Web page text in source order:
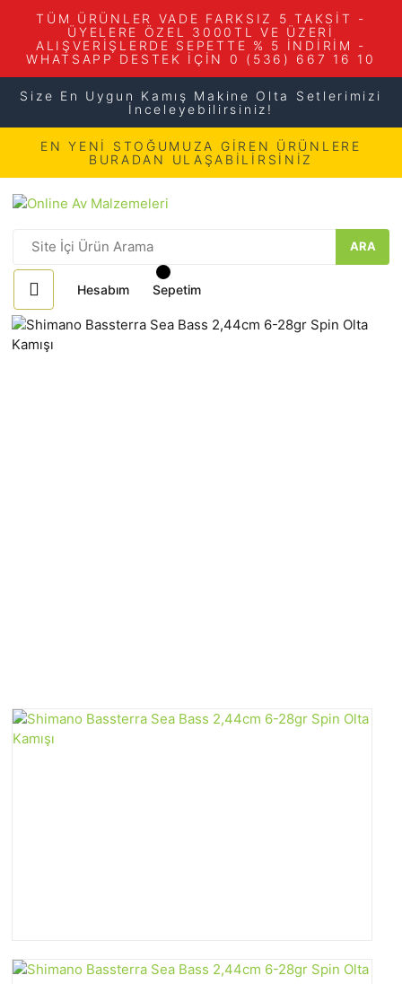
TÜM ÜRÜNLER VADE FARKSIZ 5 TAKSİT -
ÜYELERE ÖZEL 3000TL VE ÜZERİ
ALIŞVERİŞLERDE SEPETTE % 5 İNDİRİM -
WHATSAPP DESTEK İÇİN 0 (536) 667 16 10
Size En Uygun Kamış Makine Olta Setlerimizi
İnceleyebilirsiniz!
EN YENİ STOĞUMUZA GİREN ÜRÜNLERE
BURADAN ULAŞABİLİRSİNİZ
ARA
Hesabım Sepetim